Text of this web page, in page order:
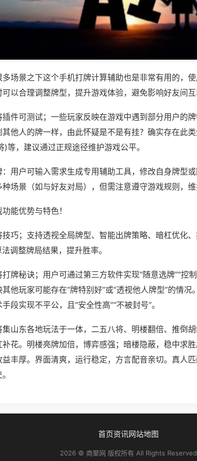
多场景之下这个手机打牌计算辅助也是非常有用的，
以合理调整牌型，提升游戏体验，避免影响好友间互
件可测试；一些玩家反映在游戏中遇到部分用户的
其他人的牌一样，由此怀疑是不是有挂？确实存在此
)等，建议通过正规途径维护游戏公平。
：用户可输入需求生成专用辅助工具，修改自身牌型
场景（如与好友对局），但需注意遵守游戏规则，维
能优势与特色！
巧；支持透视全局牌型、智能出牌策略、暗杠优化
调整牌局结果，提升胜率。
牌秘诀；用户可通过第三方软件实现“随意选牌”“控制
他玩家可能存在“牌特别好”或“透视他人牌型”的情
段实现不平公，且“安全性高”“不被封号”。
山东各地玩法于一体，二五八将、明楼翻倍、推倒
补花。明楼亮牌加倍，博弈感强；暗楼隐蔽，稳中求
丰厚。界面清爽，运行稳定，方言配音亲切。真人
首页资讯网站地图
2026 © 商聚网 版权所有 All Rights Reserved